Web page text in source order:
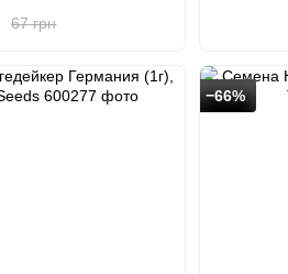
67 грн
−66%